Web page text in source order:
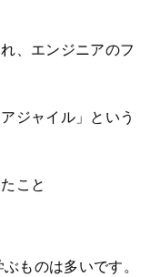
、エンジニアのフ
ジャイル」という
こと
ものは多いです。